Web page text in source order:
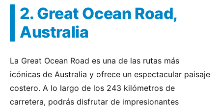
2. Great Ocean Road,
Australia
La Great Ocean Road es una de las rutas más
icónicas de Australia y ofrece un espectacular paisaje
costero. A lo largo de los 243 kilómetros de
carretera, podrás disfrutar de impresionantes